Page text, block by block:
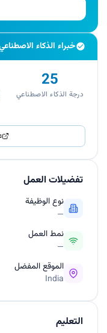
خبراء الذكاء
25
درجة الذكاء الاصطناعي
تفضيلات العمل
نوع الوظيفة
—
نمط العمل
—
الموقع المفضل
India
التعليم